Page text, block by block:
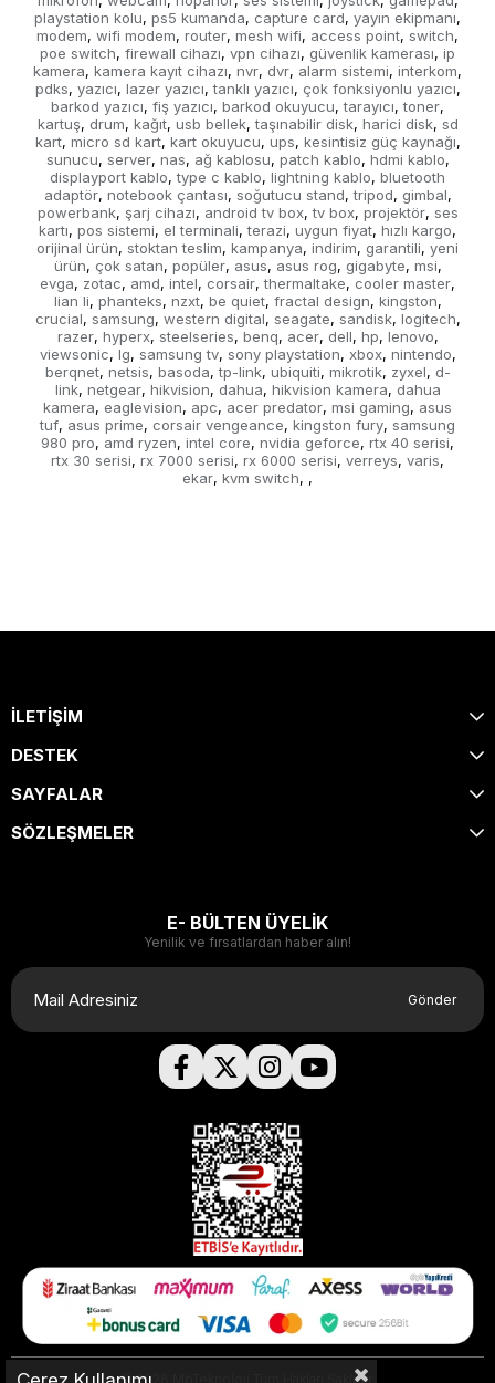
playstation kolu, ps5 kumanda, capture card, yayın ekipmanı,
modem, wifi modem, router, mesh wifi, access point, switch,
poe switch, firewall cihazı, vpn cihazı, güvenlik kamerası, ip
kamera, kamera kayıt cihazı, nvr, dvr, alarm sistemi, interkom,
pdks, yazıcı, lazer yazıcı, tanklı yazıcı, çok fonksiyonlu yazıcı,
barkod yazıcı, fiş yazıcı, barkod okuyucu, tarayıcı, toner,
kartuş, drum, kağıt, usb bellek, taşınabilir disk, harici disk, sd
kart, micro sd kart, kart okuyucu, ups, kesintisiz güç kaynağı,
sunucu, server, nas, ağ kablosu, patch kablo, hdmi kablo,
displayport kablo, type c kablo, lightning kablo, bluetooth
adaptör, notebook çantası, soğutucu stand, tripod, gimbal,
powerbank, şarj cihazı, android tv box, tv box, projektör, ses
kartı, pos sistemi, el terminali, terazi, uygun fiyat, hızlı kargo,
orijinal ürün, stoktan teslim, kampanya, indirim, garantili, yeni
ürün, çok satan, popüler, asus, asus rog, gigabyte, msi,
evga, zotac, amd, intel, corsair, thermaltake, cooler master,
lian li, phanteks, nzxt, be quiet, fractal design, kingston,
crucial, samsung, western digital, seagate, sandisk, logitech,
razer, hyperx, steelseries, benq, acer, dell, hp, lenovo,
viewsonic, lg, samsung tv, sony playstation, xbox, nintendo,
berqnet, netsis, basoda, tp-link, ubiquiti, mikrotik, zyxel, d-
link, netgear, hikvision, dahua, hikvision kamera, dahua
kamera, eaglevision, apc, acer predator, msi gaming, asus
tuf, asus prime, corsair vengeance, kingston fury, samsung
980 pro, amd ryzen, intel core, nvidia geforce, rtx 40 serisi,
rtx 30 serisi, rx 7000 serisi, rx 6000 serisi, verreys, varis,
ekar, kvm switch, ,
İLETİŞİM
DESTEK
SAYFALAR
SÖZLEŞMELER
E- BÜLTEN ÜYELİK
Yenilik ve fırsatlardan haber alın!
Gönder
© 2026 MbTeknoloji Tüm Hakları Saklıdır.